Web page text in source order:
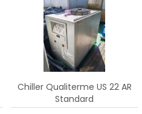
Chiller Qualiterme US 22 AR
Standard